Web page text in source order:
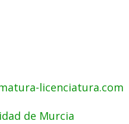
licenciatura.com
de Murcia